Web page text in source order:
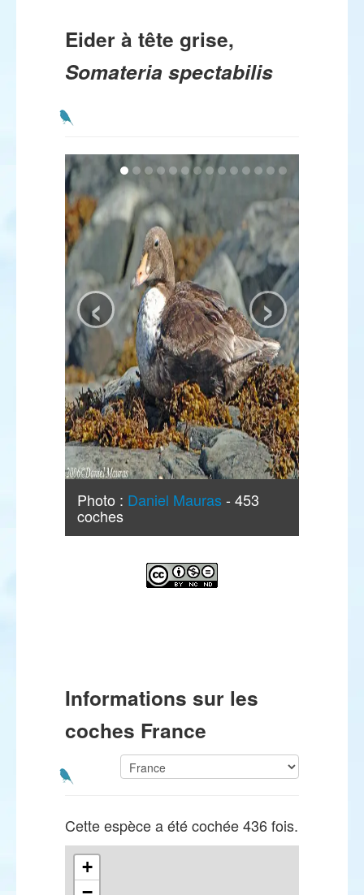
Eider à tête grise,
Somateria spectabilis
Photo : Daniel Mauras - 453
coches
‹ ›
Informations sur les
coches France
Cette espèce a été cochée 436 fois.
+